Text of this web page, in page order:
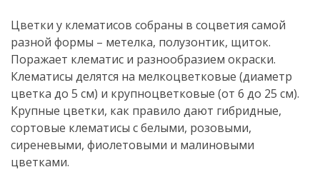
Цветки у клематисов собраны в соцветия самой
разной формы – метелка, полузонтик, щиток.
Поражает клематис и разнообразием окраски.
Клематисы делятся на мелкоцветковые (диаметр
цветка до 5 см) и крупноцветковые (от 6 до 25 см).
Крупные цветки, как правило дают гибридные,
сортовые клематисы с белыми, розовыми,
сиреневыми, фиолетовыми и малиновыми
цветками.